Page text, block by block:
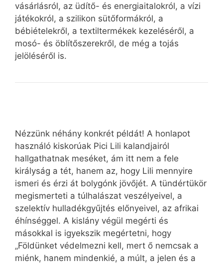
vásárlásról, az üdítő- és energiaitalokról, a vízi
játékokról, a szilikon sütőformákról, a
bébiételekről, a textiltermékek kezeléséről, a
mosó- és öblítőszerekről, de még a tojás
jelöléséről is.
Nézzünk néhány konkrét példát! A honlapot
használó kiskorúak Pici Lili kalandjairól
hallgathatnak meséket, ám itt nem a fele
királyság a tét, hanem az, hogy Lili mennyire
ismeri és érzi át bolygónk jövőjét. A tündértükör
megismerteti a túlhalászat veszélyeivel, a
szelektív hulladékgyűjtés előnyeivel, az afrikai
éhínséggel. A kislány végül megérti és
másokkal is igyekszik megértetni, hogy
„Földünket védelmezni kell, mert ő nemcsak a
miénk, hanem mindenkié, a múlt, a jelen és a